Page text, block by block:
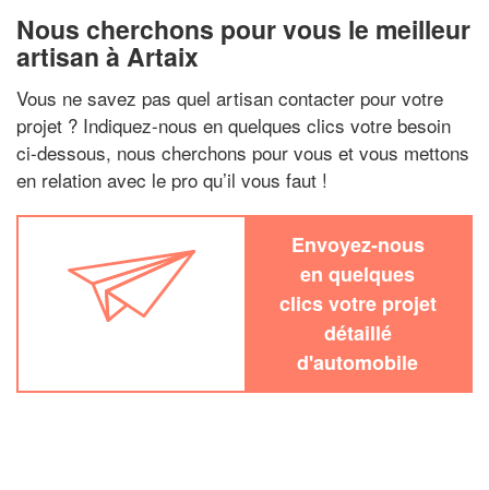
Nous cherchons pour vous le meilleur
artisan à Artaix
Vous ne savez pas quel artisan contacter pour votre
projet ? Indiquez-nous en quelques clics votre besoin
ci-dessous, nous cherchons pour vous et vous mettons
en relation avec le pro qu’il vous faut !
Envoyez-nous
en quelques
clics votre projet
détaillé
d'automobile